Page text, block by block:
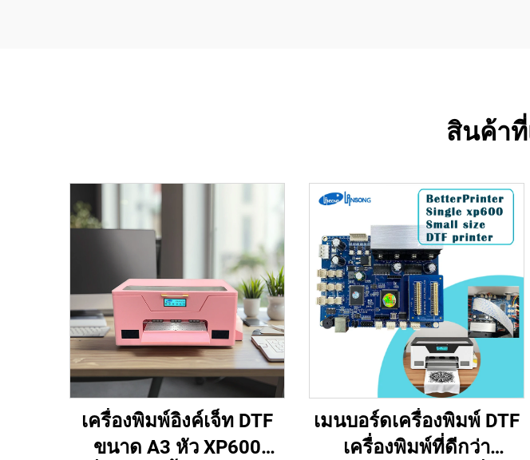
สินค้าที่
เครื่องพิมพ์อิงค์เจ็ท DTF
ขนาด A3 หัว XP600
เมนบอร์ดเครื่องพิมพ์ DTF
เครื่องพิมพ์ที่ดีกว่า